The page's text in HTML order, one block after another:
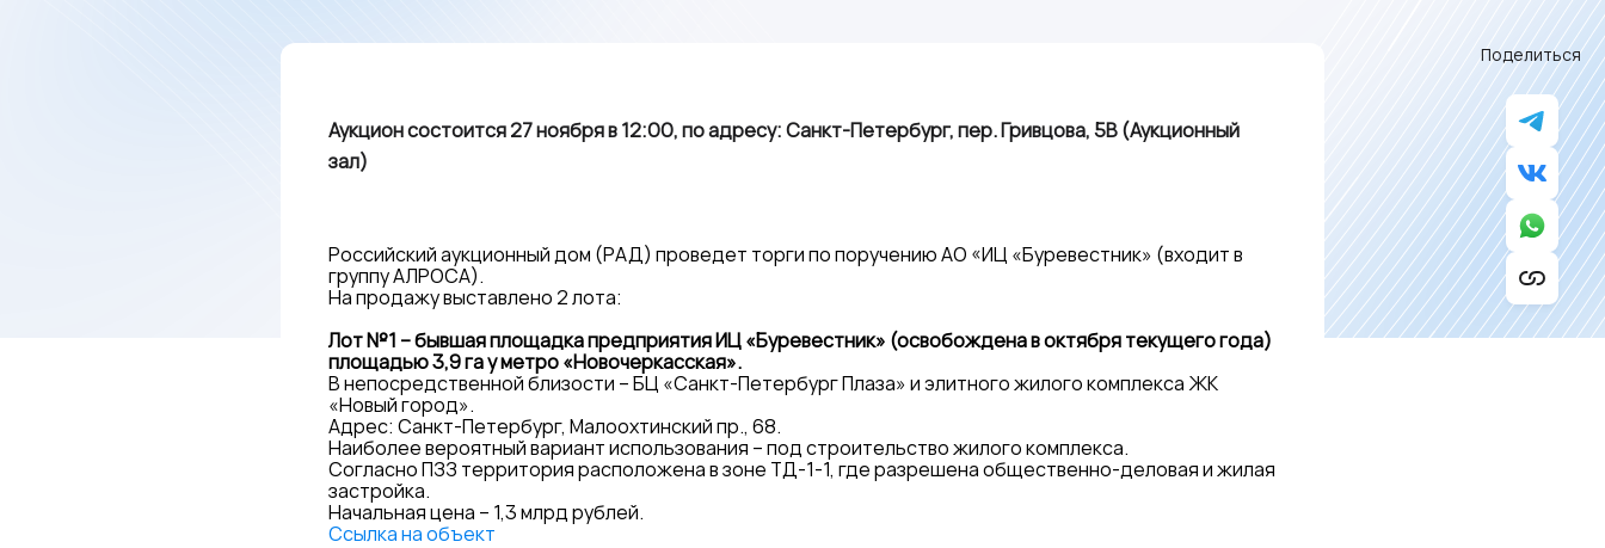
Аукцион состоится 27 ноября в 12:00, по адресу: Санкт-Петербург, пер. Гривцова, 5В (Аукционный
зал)
Российский аукционный дом (РАД) проведет торги по поручению АО «ИЦ «Буревестник» (входит в
группу АЛРОСА).
На продажу выставлено 2 лота:
Лот №1 – бывшая площадка предприятия ИЦ «Буревестник» (освобождена в октября текущего года)
площадью 3,9 га у метро «Новочеркасская».
В непосредственной близости – БЦ «Санкт-Петербург Плаза» и элитного жилого комплекса ЖК
«Новый город».
Адрес: Санкт-Петербург, Малоохтинский пр., 68.
Наиболее вероятный вариант использования – под строительство жилого комплекса.
Согласно ПЗЗ территория расположена в зоне ТД-1-1, где разрешена общественно-деловая и жилая
застройка.
Начальная цена – 1,3 млрд рублей.
Ссылка на объект
Поделиться